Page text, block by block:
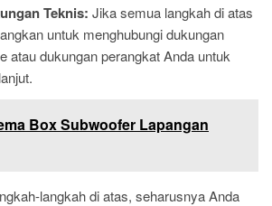
Teknis: Jika semua langkah di atas
untuk menghubungi dukungan
atau dukungan perangkat Anda untuk
Box Subwoofer Lapangan
langkah di atas, seharusnya Anda